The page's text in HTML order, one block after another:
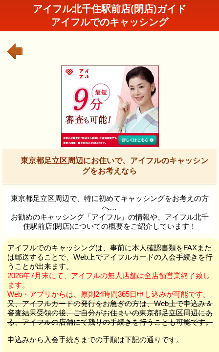
アイフル北千住駅前店(閉店)ガイド
アイフルでのキャッシング
東京都足立区周辺にお住いで、アイフルのキャッシン
グをお考えなら
東京都足立区周辺で、特に初めてキャッシングをお考えの方
へ…
お勧めのキャッシング「アイフル」の情報や、アイフル北千
住駅前店(閉店)についての概要をご紹介しています！
アイフルでのキャッシングは、事前に本人確認書類をFAXまた
は郵送することで、Web上でアイフルカードの入会手続きを行
うことが出来ます。
2026年7月末にて、アイフルの無人店舗は全店舗営業終了致し
ます。
Web・アプリからは、原則24時間365日申し込みが可能です。
又、アイフルカードの発行をお急ぎの方は、Web上で申込み＆
審査結果受領の後、ご自分がお住まいの東京都足立区周辺にあ
る、アイフルの店舗にて残りの手続きを行うことも可能です。
申込みから入会手続きまでの手順は下記の通りです。